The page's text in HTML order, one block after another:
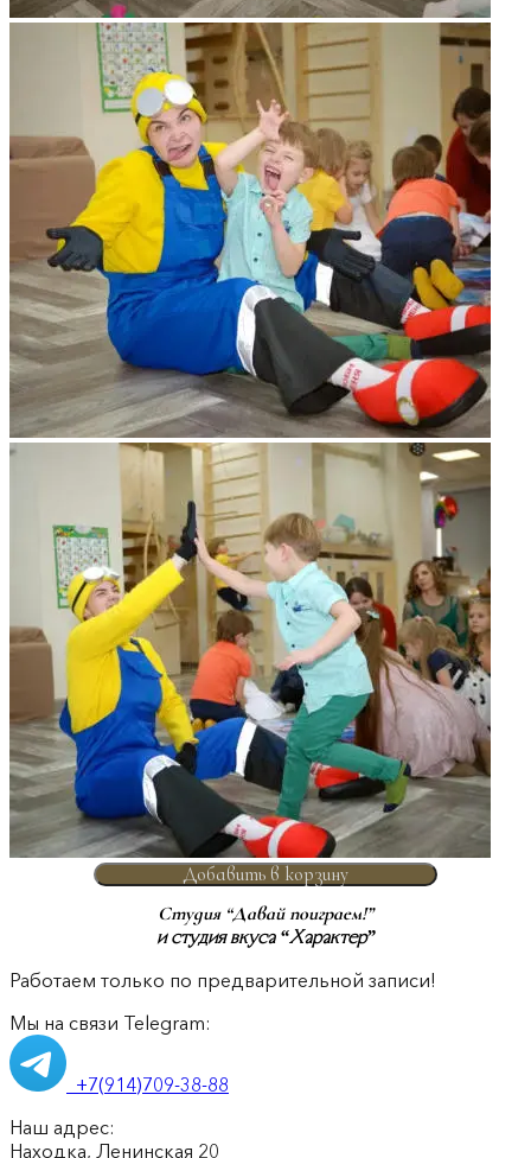
Добавить в корзину
Студия “Давай поиграем!”
и студия вкуса “Характер”
Работаем только по предварительной записи!
Мы на связи Telegram:
+7(914)709-38-88
Наш адрес:
Находка, Ленинская 20